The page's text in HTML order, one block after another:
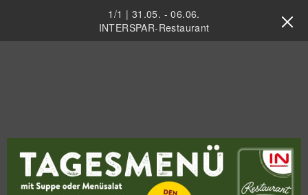
1 /1 | 31.05. -06.06.
INTERSPAR-Restaurant